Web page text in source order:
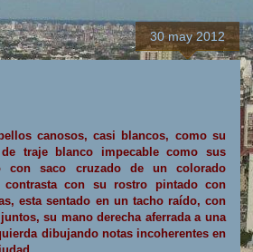
30 may 2012
canosos, casi blancos, como su
de traje blanco impecable como sus
con saco cruzado de un colorado
contrasta con su rostro pintado con
esta sentado en un tacho raído, con
su mano derecha aferrada a una
dibujando notas incoherentes en